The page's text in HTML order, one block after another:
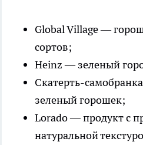
Global Village —
сортов;
Heinz — зеленый
Скатерть-
зеленый горошек;
Lorado — продукт с
натуральной